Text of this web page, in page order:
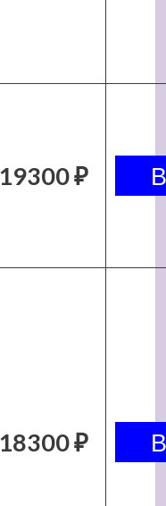
19300 ₽
18300 ₽